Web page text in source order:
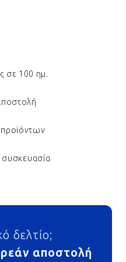
σε 100 ημ.
προϊόντων
συσκευασία
δελτίο;
αποστολή